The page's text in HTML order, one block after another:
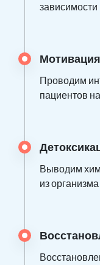
зависимости
Мотивация
Проводим
пациентов
Выводим
из